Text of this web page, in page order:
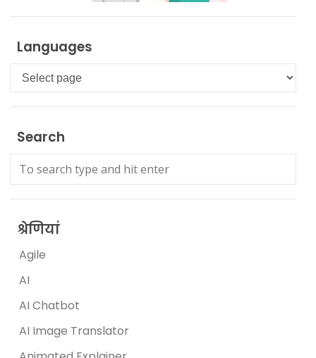
Languages
Languages
Search
श्रेणियां
Agile
AI
AI Chatbot
AI Image Translator